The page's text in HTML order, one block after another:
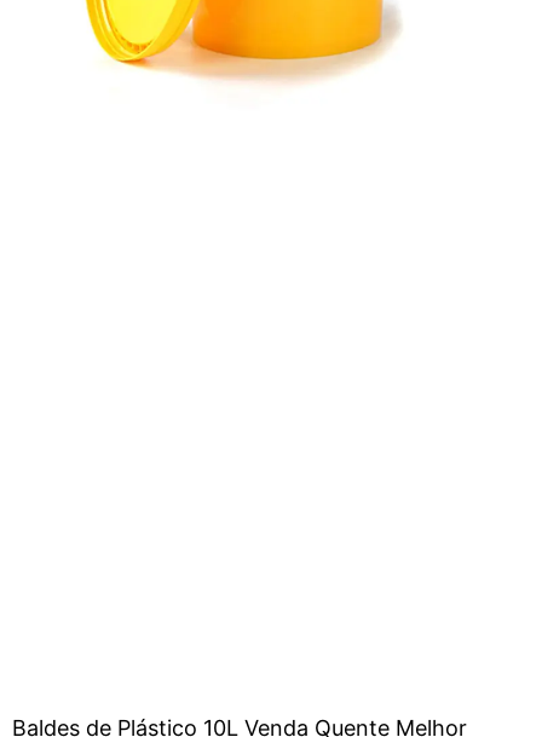
Baldes de Plástico 10L Venda Quente Melhor